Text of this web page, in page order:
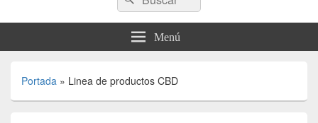
por:
Menú
Portada » Linea de productos CBD